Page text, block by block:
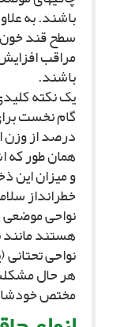
باشند. به
سطح قند خون
مراقب
باشند.
یک نکته
درصد از وزن
همان طور که
و میزان این
خطرانداز
نواحى
هستند مانند
نواحى تحتانى
هر حال
مختص